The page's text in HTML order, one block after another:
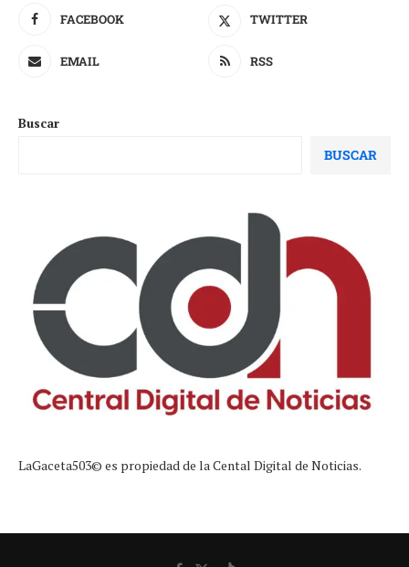
FACEBOOK TWITTER
EMAIL RSS
Buscar
BUSCAR
LaGaceta503© es propiedad de la Cental Digital de Noticias.